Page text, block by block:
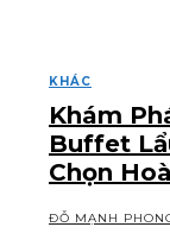
KHÁC
Khám
Buffet
Chọn
ĐỖ MẠNH